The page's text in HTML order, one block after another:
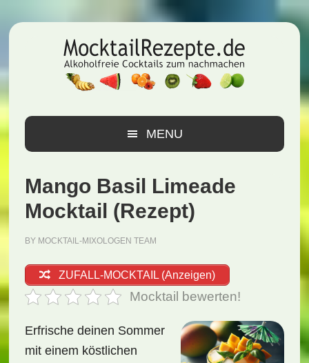
Hauptnavigation
Inhalt
Seitenspalte
MENU
Mango Basil Limeade
Mocktail (Rezept)
BY MOCKTAIL-MIXOLOGEN TEAM
ZUFALL-MOCKTAIL (Anzeigen)
Mocktail bewerten!
Erfrische deinen Sommer
mit einem köstlichen